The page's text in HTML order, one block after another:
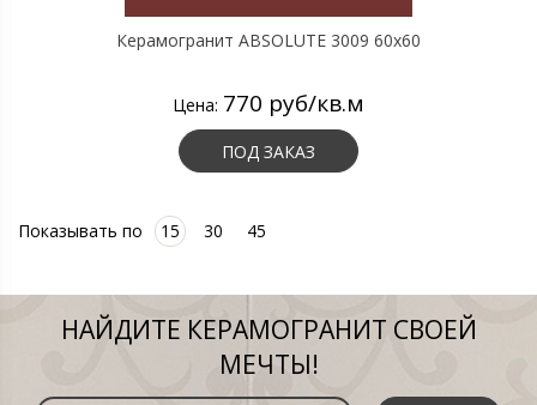
Керамогранит ABSOLUTE 3009 60х60
Цена: 770 руб/кв.м
ПОД ЗАКАЗ
Показывать по 15 30 45
НАЙДИТЕ КЕРАМОГРАНИТ СВОЕЙ
МЕЧТЫ!